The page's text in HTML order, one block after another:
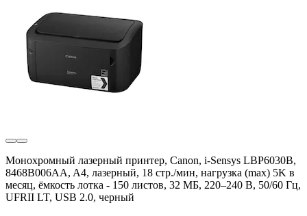
Монохромный лазерный принтер, Canon, i-Sensys LBP6030B,
8468B006AA, A4, лазерный, 18 стр./мин, нагрузка (max) 5K в
месяц, ёмкость лотка - 150 листов, 32 МБ, 220–240 В, 50/60 Гц,
UFRII LT, USB 2.0, черный